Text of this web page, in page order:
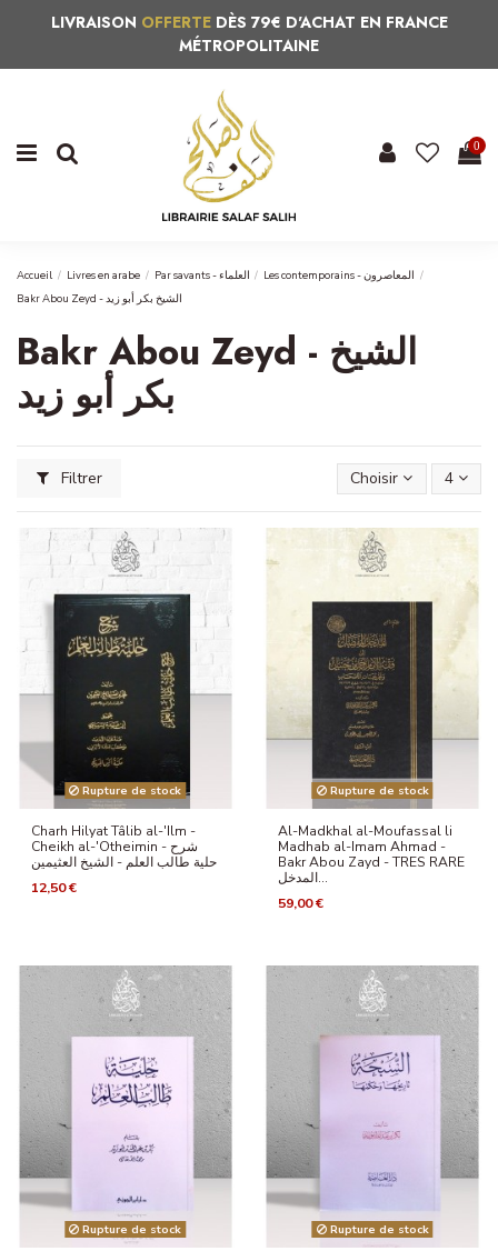
LIVRAISON OFFERTEDÈS 79€ D'ACHAT EN FRANCE
MÉTROPOLITAINE
0
Accueil Livres en arabe Par savants - العلماء
Les contemporains - المعاصرون
Bakr Abou Zeyd - الشيخ بكر أبو زيد
Bakr Abou Zeyd - الشيخ
بكر أبو زيد
Filtrer Choisir 4
Rupture de stock
Charh Hilyat Tâlib al-'Ilm -
Cheikh al-'Otheimin - شرح
حلية طالب العلم - الشيخ العثيمين
12,50 €
Rupture de stock
Al-Madkhal al-Moufassal li
Madhab al-Imam Ahmad -
Bakr Abou Zayd - TRES RARE
المدخل...
59,00 €
Rupture de stock Rupture de stock